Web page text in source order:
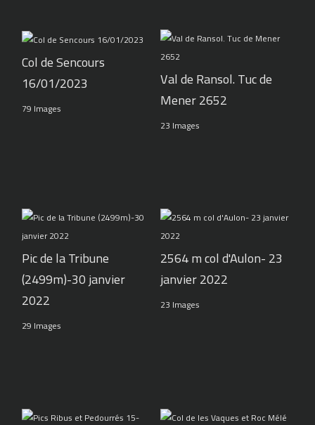
Col de Sencours
16/01/2023
79 Images
Val de Ransol. Tuc de
Mener 2652
23 Images
Pic de la Tribune
(2499m)-30 janvier
2022
29 Images
2564 m col d'Aulon- 23
janvier 2022
23 Images